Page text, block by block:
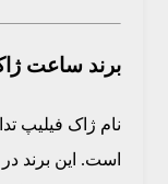
برند ساعت
نام ژاک فیلیپ
است. این برند